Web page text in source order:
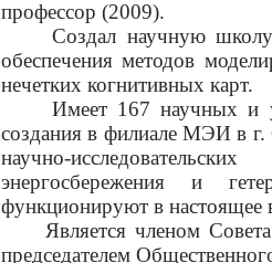
профессор (2009).
Создал научную школу в
обеспечения методов
нечетких когнитивных карт.
Имеет 167 научных и
создания в филиале МЭИ в г.
научно-
энергосбережения и
функционируют в настоящее
Является членом Совета
председателем